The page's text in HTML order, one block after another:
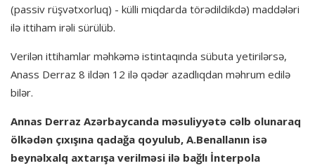
(passiv rüşvətxorluq) - külli miqdarda törədildikdə) maddələri
ilə ittiham irəli sürülüb.
Verilən ittihamlar məhkəmə istintaqında sübuta yetirilərsə,
Anass Derraz 8 ildən 12 ilə qədər azadlıqdan məhrum edilə
bilər.
Annas Derraz Azərbaycanda məsuliyyətə cəlb olunaraq
ölkədən çıxışına qadağa qoyulub, A.Benallanın isə
beynəlxalq axtarışa verilməsi ilə bağlı İnterpola